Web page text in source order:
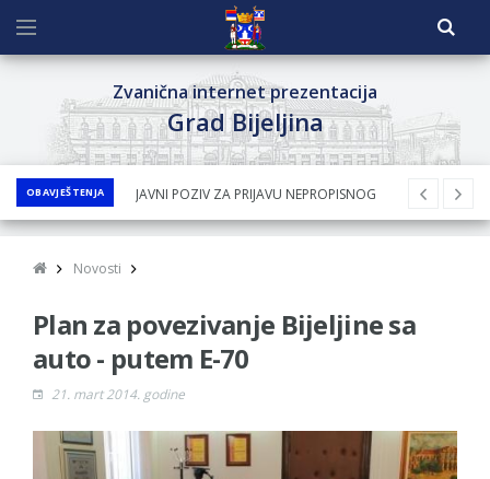
Zvanična internet prezentacija
Grad Bijeljina
OBAVJEŠTENJA
JAVNI POZIV ZA PRIJAVU NEPROPISNOG
ODLAGANjA OTPADA UZ DODJELU
BESPOVRATNIH SREDSTAVA ZA
SUFINANSIRANjE KUPOVINE SEOSKE KUĆE SA
ZA 2026. GODINU
Obavještenje za preduzetnika - Nenad
Novosti
Plan za povezivanje Bijeljine sa
auto - putem E-70
21. mart 2014. godine